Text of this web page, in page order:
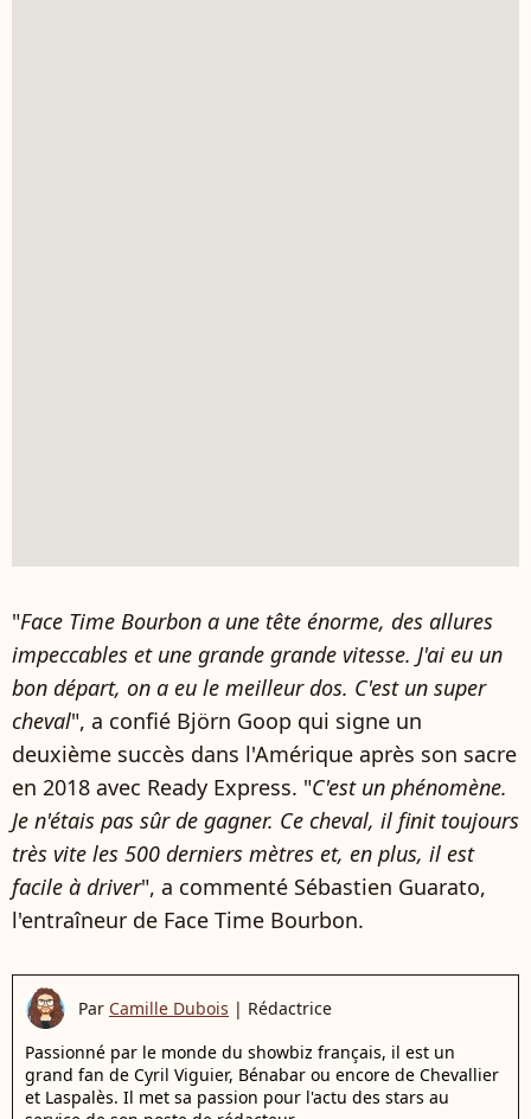
"Face Time Bourbon a une tête énorme, des allures
impeccables et une grande grande vitesse. J'ai eu un
bon départ, on a eu le meilleur dos. C'est un super
cheval", a confié Björn Goop qui signe un
deuxième succès dans l'Amérique après son sacre
en 2018 avec Ready Express. "C'est un phénomène.
Je n'étais pas sûr de gagner. Ce cheval, il finit toujours
très vite les 500 derniers mètres et, en plus, il est
facile à driver", a commenté Sébastien Guarato,
l'entraîneur de Face Time Bourbon.
Par Camille Dubois | Rédactrice
Passionné par le monde du showbiz français, il est un
grand fan de Cyril Viguier, Bénabar ou encore de Chevallier
et Laspalès. Il met sa passion pour l'actu des stars au